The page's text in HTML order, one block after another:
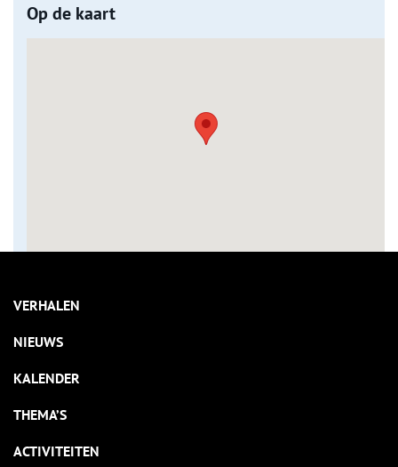
Op de kaart
VERHALEN
NIEUWS
KALENDER
THEMA’S
ACTIVITEITEN